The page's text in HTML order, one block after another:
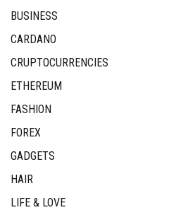
BUSINESS
CARDANO
CRUPTOCURRENCIES
ETHEREUM
FASHION
FOREX
GADGETS
HAIR
LIFE & LOVE